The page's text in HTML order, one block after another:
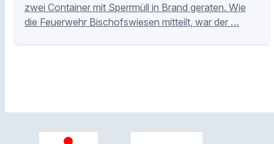
zwei Container mit Sperrmüll in Brand geraten. Wie
die Feuerwehr Bischofswiesen mitteilt, war der …